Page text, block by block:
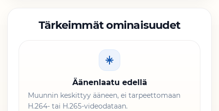
Tärkeimmät ominaisuudet
Äänenlaatu edellä
Muunnin keskittyy ääneen, ei tarpeettomaan
H.264- tai H.265-videodataan.